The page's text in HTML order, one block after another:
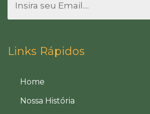
Links Rápidos
Home
Nossa História